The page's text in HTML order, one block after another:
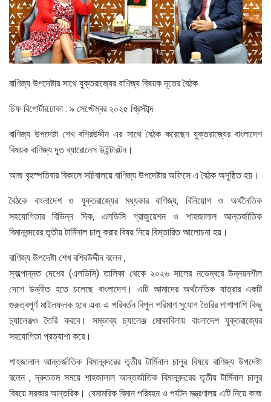
বাণিজ্য উপদেষ্টার সাথে যুক্তরাজ্যের বাণিজ্য বিষয়ক দূতের বৈঠক
চিফ রিপোর্টার:ঢাকা : ৯ সেপ্টেম্বর ২০২৫ খ্রিস্টাব্দ
বাণিজ্য উপদেষ্টা শেখ বশিরউদ্দীন এর সাথে বৈঠক করেছেন যুক্তরাজ্যের বাংলাদেশ
বিষয়ক বাণিজ্য দূত ব্যারোনেস উইন্টারটন।
আজ বৃহস্পতিবার বিকালে সচিবালয়ে বাণিজ্য উপদেষ্টার অফিসে এ বৈঠক অনুষ্ঠিত হয়।
বৈঠকে বাংলাদেশ ও যুক্তরাজ্যের মধ্যকার বাণিজ্য, বিনিয়োগ ও অর্থনৈতিক
সহযোগিতার বিভিন্ন দিক, এলডিসি গ্রাজুয়েশন ও শাহজালাল আন্তর্জাতিক
বিমানবন্দরের তৃতীয় টার্মিনাল চালু করার বিষয় নিয়ে বিস্তারিত আলোচনা হয়।
বাণিজ্য উপদেষ্টা শেখ বশিরউদ্দীন বলেন ,
স্বল্পোন্নত দেশের (এলডিসি) তালিকা থেকে ২০২৬ সালের নভেম্বরে উন্নয়নশীল
দেশে উন্নীত হতে চলেছে বাংলাদেশ। এটি আমাদের অর্থনৈতিক যাত্রার একটি
গুরুত্বপূর্ণ মাইলফলক হবে এবং এ পরিবর্তন বিপুল পরিমাণ সুযোগ তৈরির পাশাপাশি কিছু
চ্যালেঞ্জও তৈরি করবে। সম্ভাব্য চ্যালেঞ্জ মোকাবিলায় বাংলাদেশ যুক্তরাজ্যের
সহযোগিতা প্রত্যাশা করে।
শাহজালাল আন্তর্জাতিক বিমানবন্দরের তৃতীয় টার্মিনাল চালুর বিষয়ে বাণিজ্য উপদেষ্টা
বলেন , দ্রুততম সময়ে শাহজালাল আন্তর্জাতিক বিমানবন্দরের তৃতীয় টার্মিনাল চালুর
বিষয়ে সরকার আন্তরিক। বেসামরিক বিমান পরিবহন ও পর্যটন মন্ত্রণালয় এটি নিয়ে কাজ